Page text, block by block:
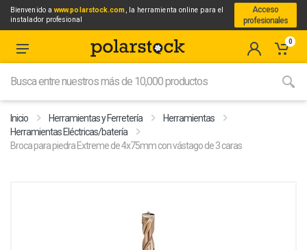
Bienvenido awww.polarstock.com, la herramienta online para el
instalador profesional
Acceso
profesionales
0
Inicio Herramientas y Ferretería
Herramientas
Herramientas Eléctricas/batería
Broca para piedra Extreme de 4x75mm con vástago de 3 caras